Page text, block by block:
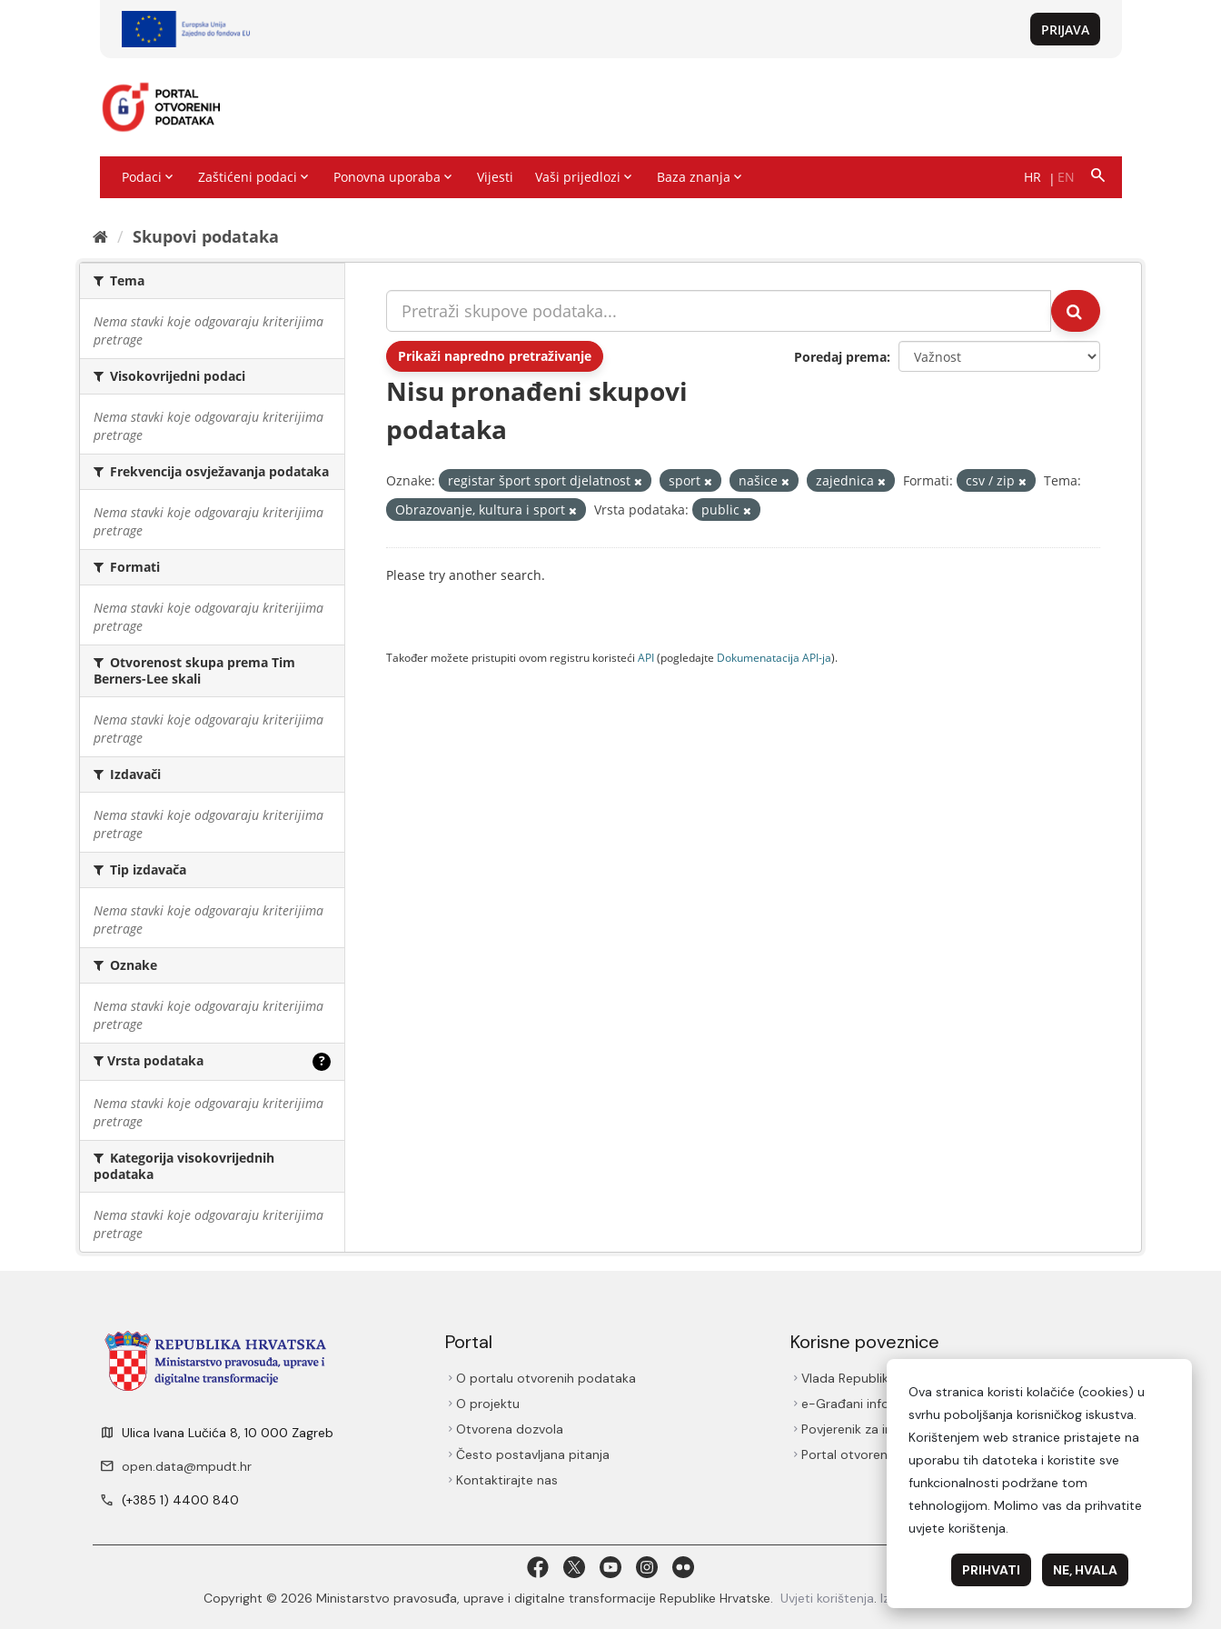
Skupovi podаtаkа
Tema
Nema stavki koje odgovaraju kriterijima
pretrage
Visokovrijedni podaci
Nema stavki koje odgovaraju kriterijima
pretrage
Frekvencija osvježavanja podataka
Nema stavki koje odgovaraju kriterijima
pretrage
Formati
Nema stavki koje odgovaraju kriterijima
pretrage
Otvorenost skupa prema Tim
Berners-Lee skali
Nema stavki koje odgovaraju kriterijima
pretrage
Izdavači
Nema stavki koje odgovaraju kriterijima
pretrage
Tip izdavača
Nema stavki koje odgovaraju kriterijima
pretrage
Oznake
Nema stavki koje odgovaraju kriterijima
pretrage
Vrsta podataka ?
Nema stavki koje odgovaraju kriterijima
pretrage
Kategorija visokovrijednih
podataka
Nema stavki koje odgovaraju kriterijima
pretrage
Prikaži napredno pretraživanje Poredaj prema
Nisu pronađeni skupovi
podataka
Oznake: registar šport sport djelatnost sport našice zajednica Formati: csv / zip
Tema:
Obrazovanje, kultura i sport
Vrsta podataka: public
Please try another search.
Također možete pristupiti ovom registru koristeći API(pogledajte Dokumenаtаcijа API-jа).